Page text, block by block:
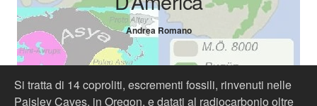
Andrea Romano
Si tratta di 14 coproliti, escrementi fossili, rinvenuti nelle
Paisley Caves, in Oregon, e datati al radiocarbonio oltre